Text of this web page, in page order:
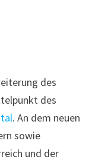
des
des
. An dem neuen
sowie
und der